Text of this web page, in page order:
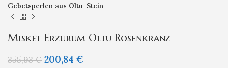
Gebetsperlen aus Oltu-Stein
Misket Erzurum Oltu Rosenkranz
355,93€ 200,84 €